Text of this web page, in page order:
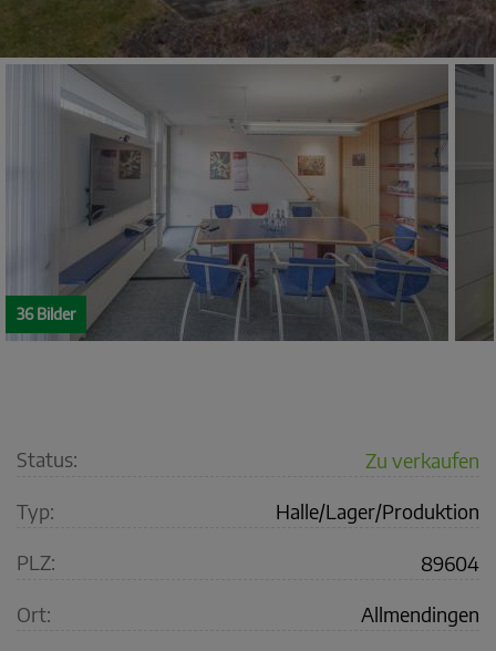
36 Bilder
Status: Zu verkaufen
Typ: Halle/Lager/Produktion
PLZ: 89604
Ort: Allmendingen